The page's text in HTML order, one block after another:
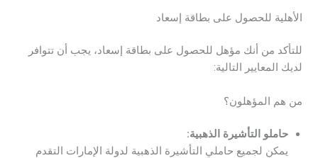
الأهلية للحصول على بطاقة إسعاد
للتأكد من أنك مؤهل للحصول على بطاقة إسعاد، يجب أن تتوافر
لديك المعايير التالية:
من هم المؤهلون؟
حاملو التأشيرة الذهبية:
يمكن لجميع حاملي التأشيرة الذهبية لدولة الإمارات التقدم